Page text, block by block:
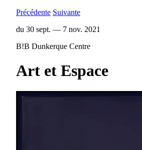
Précédente Suivante
du 30 sept. — 7 nov. 2021
B!B Dunkerque Centre
Art et Espace